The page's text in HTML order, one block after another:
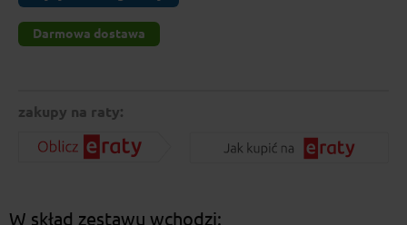
Darmowa dostawa
zakupy na raty:
W skład zestawu wchodzi: